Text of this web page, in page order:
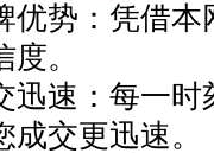
优势：凭借
度。
迅速：每一
成交更迅速。